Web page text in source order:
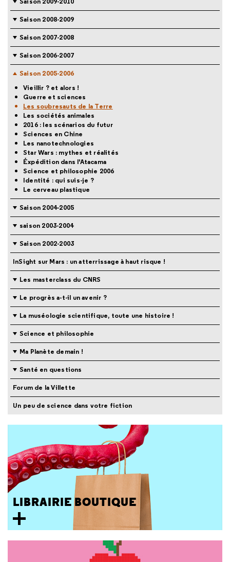
Saison 2008-2009
Saison 2007-2008
Saison 2006-2007
Saison 2005-2006
Vieillir ? et alors !
Guerre et sciences
Les soubresauts de la Terre
Les sociétés animales
2016 : les scénarios du futur
Sciences en Chine
Les nanotechnologies
Star Wars : mythes et réalités
Éxpédition dans l'Atacama
Science et philosophie 2006
Identité : qui suis-je ?
Le cerveau plastique
Saison 2004-2005
saison 2003-2004
Saison 2002-2003
InSight sur Mars : un atterrissage à haut risque !
Les masterclass du CNRS
Le progrès a-t-il un avenir ?
La muséologie scientifique, toute une histoire !
Science et philosophie
Ma Planète demain !
Santé en questions
Forum de la Villette
Un peu de science dans votre fiction
LIBRAIRIE BOUTIQUE